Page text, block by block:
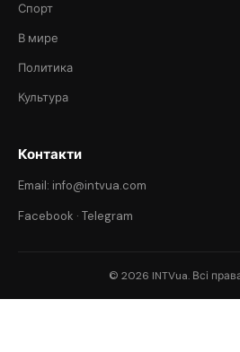
Спорт
В мире
Политика
Культура
Контакти
Email: info@intvua.com
Facebook · Telegram
© 2026 INTVua. Всі